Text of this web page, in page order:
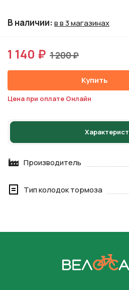
В наличии:в в 3 магазинах
1 140 ₽ 1 200 ₽
Купить
Цена при оплате Онлайн
Производитель
Тип колодок тормоза